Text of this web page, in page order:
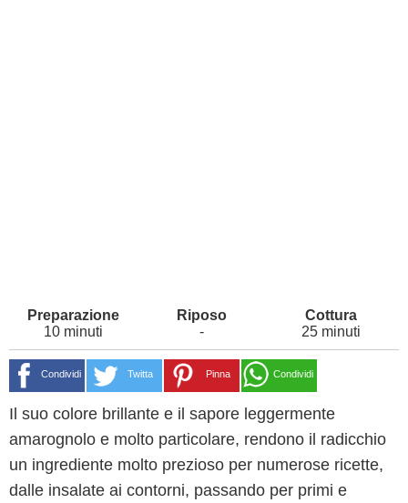
10 minuti - 25 minuti
Condividi Twitta Pinna Condividi
Il suo colore brillante e il sapore leggermente
amarognolo e molto particolare, rendono il radicchio
un ingrediente molto prezioso per numerose ricette,
dalle insalate ai contorni, passando per primi e